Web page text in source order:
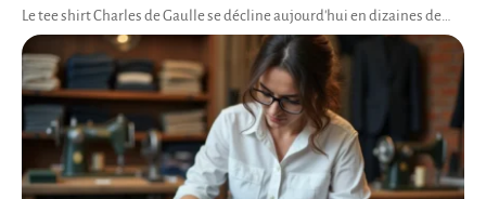
Le tee shirt Charles de Gaulle se décline aujourd'hui en dizaines de…